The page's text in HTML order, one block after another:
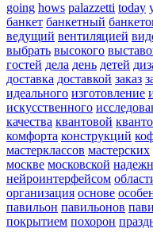
going hows palazzetti today
банкет банкетный
ведущий вентиляцией
выбрать высокого
гостей дела день детей
доставка доставкой заказ
идеального изготовление
искусственного
качества квантовой
комфорта конструкций
мастерклассов мастерских
москве московской
нейроинтерфейсом
организация основе
павильон павильонов
покрытием похорон